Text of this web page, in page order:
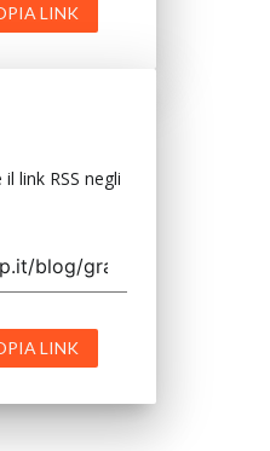
LINK
link RSS negli
LINK